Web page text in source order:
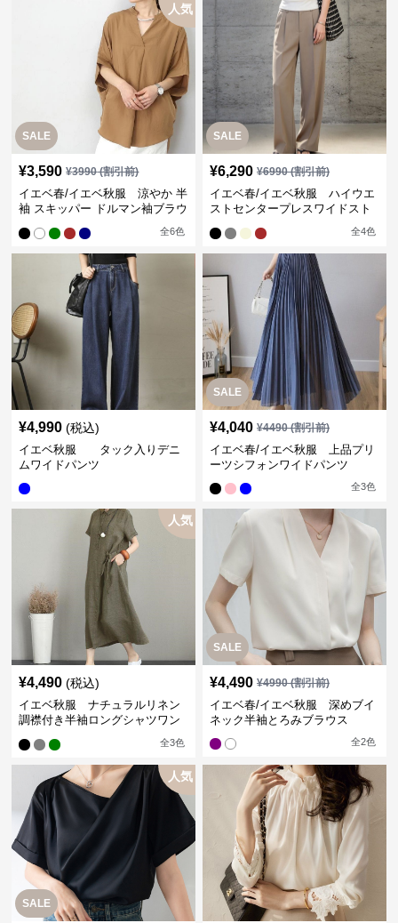
SALE
人気
¥3,590 ¥3990(割引前)
イエベ春/イエベ秋服 涼やか 半
袖 スキッパー ドルマン袖ブラウ
全6色
SALE
¥6,290 ¥6990(割引前)
イエベ春/イエベ秋服 ハイウエ
ストセンタープレスワイドスト
全4色
¥4,990 (税込)
イエベ秋服 タック入りデニ
ムワイドパンツ
SALE
¥4,040 ¥4490(割引前)
イエベ春/イエベ秋服 上品プリ
ーツシフォンワイドパンツ
全3色
人気
¥4,490 (税込)
イエベ秋服 ナチュラルリネン
調襟付き半袖ロングシャツワン
全3色
SALE
¥4,490 ¥4990(割引前)
イエベ春/イエベ秋服 深めブイ
ネック半袖とろみブラウス
全2色
SALE
人気